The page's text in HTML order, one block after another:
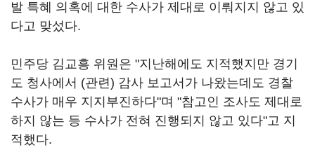
발 특혜 의혹에 대한 수사가 제대로 이뤄지지 않고 있
다고 맞섰다.
민주당 김교흥 위원은 "지난해에도 지적했지만 경기
도 청사에서 (관련) 감사 보고서가 나왔는데도 경찰
수사가 매우 지지부진하다"며 "참고인 조사도 제대로
하지 않는 등 수사가 전혀 진행되지 않고 있다"고 지
적했다.